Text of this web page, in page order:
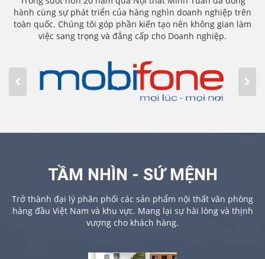
hành cùng sự phát triển của hàng nghìn doanh nghiệp trên
toàn quốc. Chúng tôi góp phần kiến tạo nên không gian làm
việc sang trọng và đẳng cấp cho Doanh nghiệp.
TẦM NHÌN - SỨ MỆNH
Trở thành đại lý phân phối các sản phẩm nội thất văn phòng
hàng đầu Việt Nam và khu vực. Mang lại sự hài lòng và thịnh
vượng cho khách hàng.